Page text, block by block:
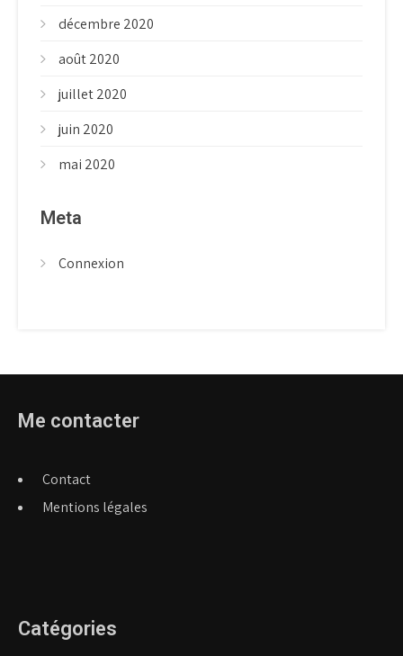
décembre 2020
août 2020
juillet 2020
juin 2020
mai 2020
Meta
Connexion
Me contacter
Contact
Mentions légales
Catégories